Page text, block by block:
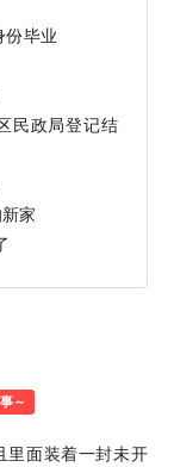
份毕业
民政局登记结
家
～
里面装着一封未开